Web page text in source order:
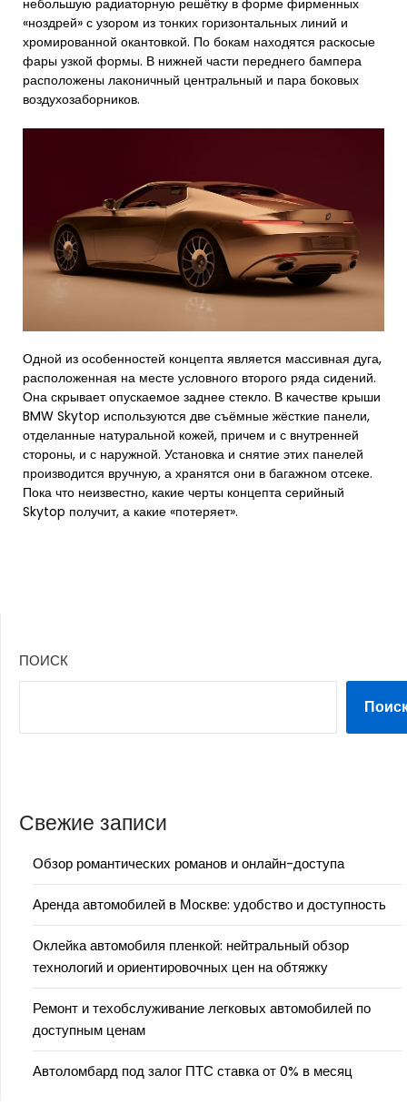
«ноздрей» с узором из тонких горизонтальных линий и
хромированной окантовкой. По бокам находятся раскосые
фары узкой формы. В нижней части переднего бампера
расположены лаконичный центральный и пара боковых
воздухозаборников.
Одной из особенностей концепта является массивная дуга,
расположенная на месте условного второго ряда сидений.
Она скрывает опускаемое заднее стекло. В качестве крыши
BMW Skytop используются две съёмные жёсткие панели,
отделанные натуральной кожей, причем и с внутренней
стороны, и с наружной. Установка и снятие этих панелей
производится вручную, а хранятся они в багажном отсеке.
Пока что неизвестно, какие черты концепта серийный
Skytop получит, а какие «потеряет».
ПОИСК
Свежие записи
Обзор романтических романов и онлайн-доступа
Аренда автомобилей в Москве: удобство и доступность
Оклейка автомобиля пленкой: нейтральный обзор
технологий и ориентировочных цен на обтяжку
Ремонт и техобслуживание легковых автомобилей по
доступным ценам
Автоломбард под залог ПТС ставка от 0% в месяц